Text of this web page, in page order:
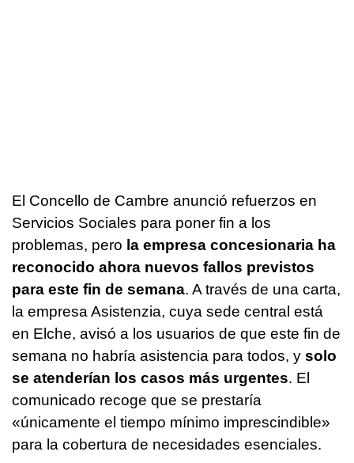
El Concello de Cambre anunció refuerzos en
Servicios Sociales para poner fin a los
problemas, pero la empresa concesionaria ha
reconocido ahora nuevos fallos previstos
para este fin de semana. A través de una carta,
la empresa Asistenzia, cuya sede central está
en Elche, avisó a los usuarios de que este fin de
semana no habría asistencia para todos, y solo
se atenderían los casos más urgentes. El
comunicado recoge que se prestaría
«únicamente el tiempo mínimo imprescindible»
para la cobertura de necesidades esenciales.